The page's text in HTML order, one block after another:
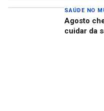
SAÚDE NO
Agosto
cuidar da